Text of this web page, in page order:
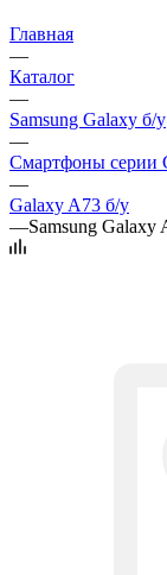
Главная
—
Каталог
—
Samsung Galaxy б/у
—
Смартфоны серии
—
Galaxy A73 б/у
—Samsung